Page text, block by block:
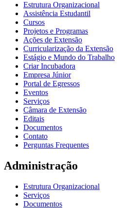
Estrutura Organizacional
Assistência Estudantil
Cursos
Projetos e Programas
Ações de Extensão
Curricularização da Extensão
Estágio e Mundo do Trabalho
Criar Incubadora
Empresa Júnior
Portal de Egressos
Eventos
Serviços
Câmara de Extensão
Editais
Documentos
Contato
Perguntas Frequentes
Administração
Estrutura Organizacional
Serviços
Documentos